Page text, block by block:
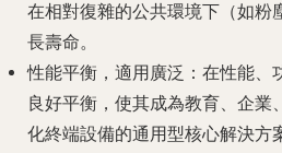
在相對復雜的公共環境下（如粉
長壽命。
性能平衡，適用廣泛 ：在性能
良好平衡，使其成為教育、企業
化終端設備的通用型核心解決方